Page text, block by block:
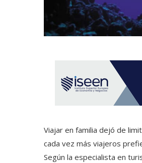
Viajar en familia dejó de
cada vez más viajeros
Según la especialista en